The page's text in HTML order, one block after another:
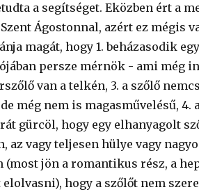
a segítséget. Eközben ért a
Ágostonnal, azért ez mégis
magát, hogy 1. beházasodik
persze mérnök - ami még
van a telkén, 3. a szőlő
még nem is magasművelésű, 4.
gürcöl, hogy egy elhanyagolt
az vagy teljesen hülye vagy
jön a romantikus rész, a
hogy a szőlőt nem